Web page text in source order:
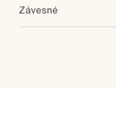
Závesné